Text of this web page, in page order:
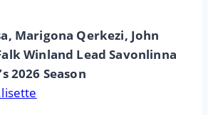
Marigona Qerkezi, John
Winland Lead Savonlinna
2026 Season